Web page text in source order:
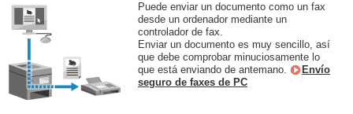
Puede enviar un documento como un fax
desde un ordenador mediante un
controlador de fax.
Enviar un documento es muy sencillo, así
que debe comprobar minuciosamente lo
que está enviando de antemano.
Envío
seguro de faxes de PC